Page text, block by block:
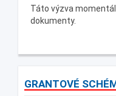
Táto výzva
dokumenty.
GRANTOVÉ